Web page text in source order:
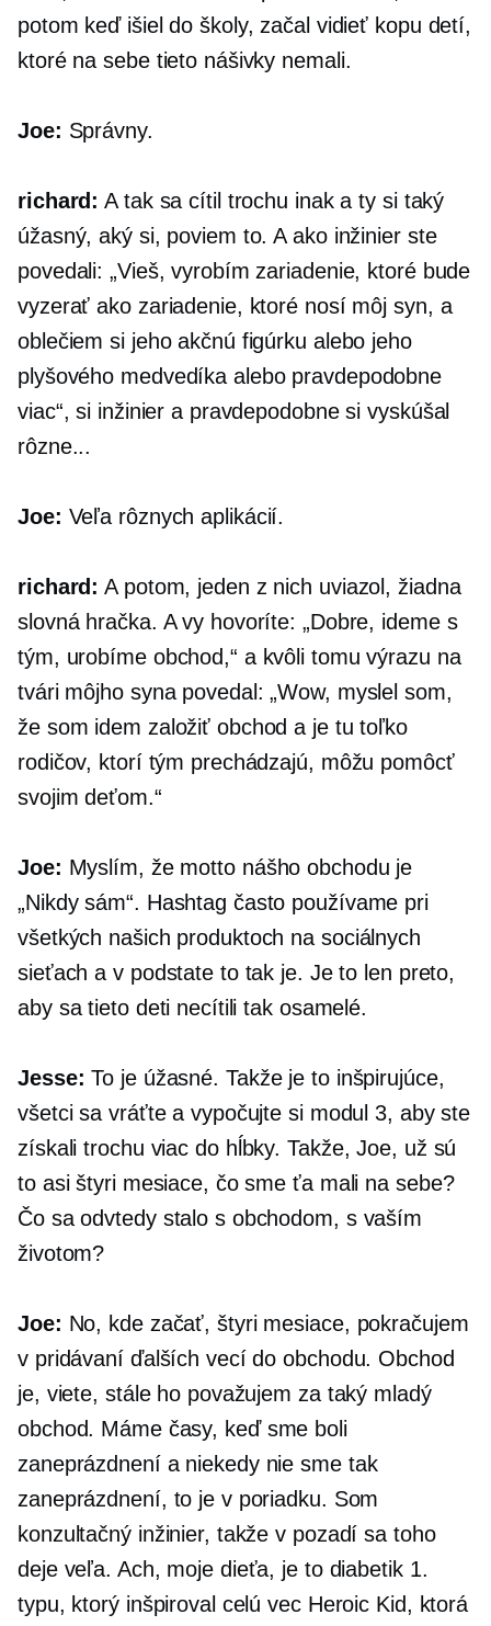
potom keď išiel do školy, začal vidieť kopu detí,
ktoré na sebe tieto nášivky nemali.
Joe: Správny.
richard: A tak sa cítil trochu inak a ty si taký
úžasný, aký si, poviem to. A ako inžinier ste
povedali: „Vieš, vyrobím zariadenie, ktoré bude
vyzerať ako zariadenie, ktoré nosí môj syn, a
oblečiem si jeho akčnú figúrku alebo jeho
plyšového medvedíka alebo pravdepodobne
viac“, si inžinier a pravdepodobne si vyskúšal
rôzne...
Joe: Veľa rôznych aplikácií.
richard: A potom, jeden z nich uviazol, žiadna
slovná hračka. A vy hovoríte: „Dobre, ideme s
tým, urobíme obchod,“ a kvôli tomu výrazu na
tvári môjho syna povedal: „Wow, myslel som,
že som idem založiť obchod a je tu toľko
rodičov, ktorí tým prechádzajú, môžu pomôcť
svojim deťom.“
Joe: Myslím, že motto nášho obchodu je
„Nikdy sám“. Hashtag často používame pri
všetkých našich produktoch na sociálnych
sieťach a v podstate to tak je. Je to len preto,
aby sa tieto deti necítili tak osamelé.
Jesse: To je úžasné. Takže je to inšpirujúce,
všetci sa vráťte a vypočujte si modul 3, aby ste
získali trochu viac do hĺbky. Takže, Joe, už sú
to asi štyri mesiace, čo sme ťa mali na sebe?
Čo sa odvtedy stalo s obchodom, s vaším
životom?
Joe: No, kde začať, štyri mesiace, pokračujem
v pridávaní ďalších vecí do obchodu. Obchod
je, viete, stále ho považujem za taký mladý
obchod. Máme časy, keď sme boli
zaneprázdnení a niekedy nie sme tak
zaneprázdnení, to je v poriadku. Som
konzultačný inžinier, takže v pozadí sa toho
deje veľa. Ach, moje dieťa, je to diabetik 1.
typu, ktorý inšpiroval celú vec Heroic Kid, ktorá